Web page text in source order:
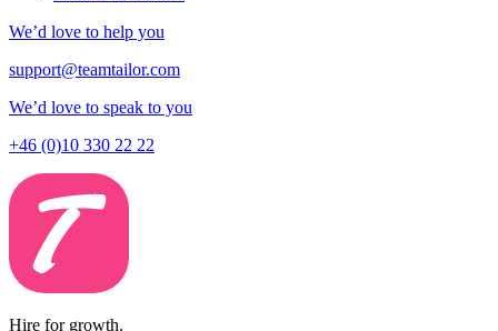
We’d love to help you
support@teamtailor.com
We’d love to speak to you
+46 (0)10 330 22 22
Hire for growth.